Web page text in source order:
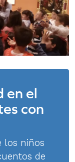
en el
con
los niños
de